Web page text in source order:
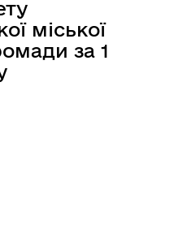
міської
за 1